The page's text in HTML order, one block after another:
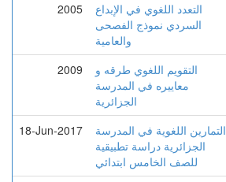
2005
التعدد اللغوي في الإبداع
السردي نموذج الفصحى
والعامية
2009
التقويم اللغوي طرقه و
معاييره في المدرسة
الجزائرية
18-Jun-2017
التمارين اللغوية في المدرسة
الجزائرية دراسة تطبيقية
للصف الخامس ابتدائي